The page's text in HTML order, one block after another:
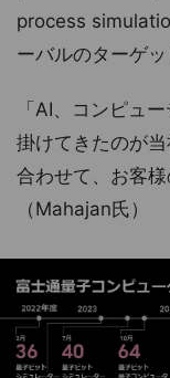
process
ーバルのターゲッ
「AI、コンピュ
掛けてきたのが
合わせて、お客様
（Mahajan氏）